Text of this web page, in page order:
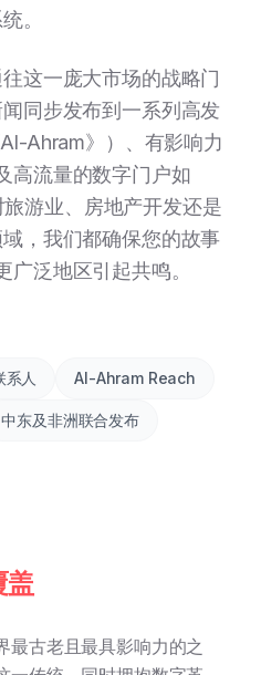
。
这一庞大市场的战略门
同步发布到一系列高发
Ahram》）、有影响力
高流量的数字门户如
游业、房地产开发还是
，我们都确保您的故事
泛地区引起共鸣。
系人 Al-Ahram Reach
中东及非洲联合发布
盖
最古老且最具影响力的之